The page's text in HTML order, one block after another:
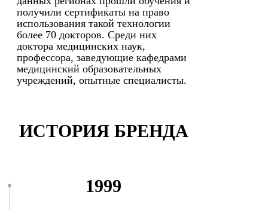
получили сертификаты на право
использования такой технологии
более 70 докторов. Среди них
доктора медицинских наук,
профессора, заведующие кафедрами
медицинский образовательных
учреждений, опытные специалисты.
ИСТОРИЯ БРЕНДА
1999